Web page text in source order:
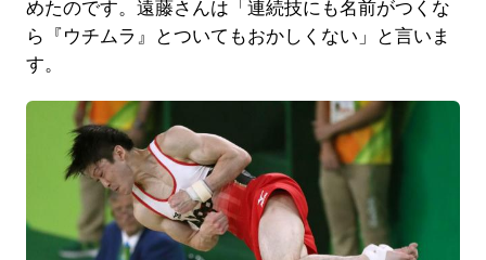
めたのです。遠藤さんは「連続技にも名前がつくな
ら『ウチムラ』とついてもおかしくない」と言いま
す。